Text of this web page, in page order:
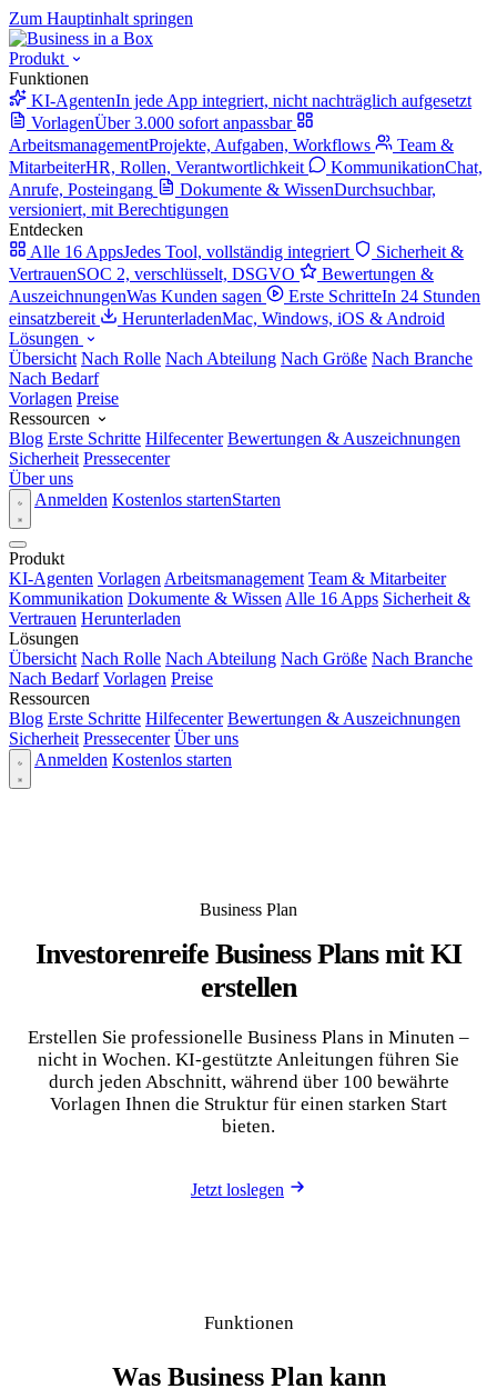
Zum Hauptinhalt springen
Produkt
Funktionen
KI-AgentenIn jede App integriert, nicht nachträglich aufgesetzt
VorlagenÜber 3.000 sofort anpassbar
ArbeitsmanagementProjekte, Aufgaben, Workflows
Team &
MitarbeiterHR, Rollen, Verantwortlichkeit KommunikationChat,
Anrufe, Posteingang
Dokumente & WissenDurchsuchbar,
versioniert, mit Berechtigungen
Entdecken
Alle 16 AppsJedes Tool, vollständig integriert
Sicherheit &
VertrauenSOC 2, verschlüsselt, DSGVO
Bewertungen &
AuszeichnungenWas Kunden sagen Erste SchritteIn 24 Stunden
einsatzbereit
HerunterladenMac, Windows, iOS & Android
Lösungen
Übersicht Nach Rolle Nach Abteilung Nach Größe Nach Branche
Nach Bedarf
Vorlagen Preise
Ressourcen
Blog Erste Schritte Hilfecenter Bewertungen & Auszeichnungen
Sicherheit Pressecenter
Über uns
Anmelden Kostenlos startenStarten
Produkt
KI-Agenten Vorlagen Arbeitsmanagement Team & Mitarbeiter
Kommunikation Dokumente & Wissen Alle 16 Apps Sicherheit &
Vertrauen Herunterladen
Lösungen
Übersicht Nach Rolle Nach Abteilung Nach Größe Nach Branche
Nach Bedarf Vorlagen Preise
Ressourcen
Blog Erste Schritte Hilfecenter Bewertungen & Auszeichnungen
Sicherheit Pressecenter Über uns
Anmelden Kostenlos starten
Business Plan
Investorenreife Business Plans mit KI
erstellen
Erstellen Sie professionelle Business Plans in Minuten –
nicht in Wochen. KI-gestützte Anleitungen führen Sie
durch jeden Abschnitt, während über 100 bewährte
Vorlagen Ihnen die Struktur für einen starken Start
bieten.
Jetzt loslegen
Funktionen
Was Business Plan kann